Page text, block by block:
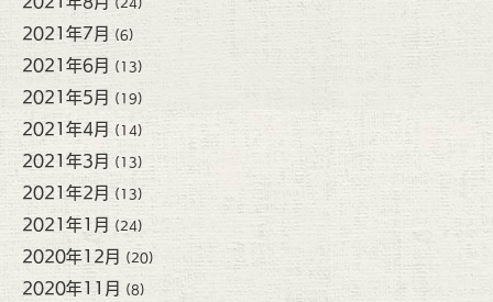
2021年7月 (6)
2021年6月 (13)
2021年5月 (19)
2021年4月 (14)
2021年3月 (13)
2021年2月 (13)
2021年1月 (24)
2020年12月 (20)
2020年11月 (8)